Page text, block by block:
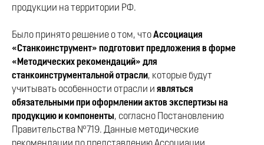
продукции на территории РФ.
Было принято решение о том, чтоАссоциация
«Станкоинструмент» подготовит предложения в форме
«Методических рекомендаций» для
станкоинструментальной отрасли, которые будут
учитывать особенности отрасли и являться
обязательными при оформлении актов экспертизы на
продукцию и компоненты, согласно Постановлению
Правительства №719. Данные методические